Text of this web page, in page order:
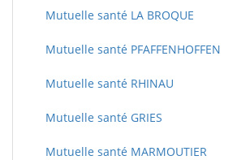
Mutuelle santé LA BROQUE
Mutuelle santé PFAFFENHOFFEN
Mutuelle santé RHINAU
Mutuelle santé GRIES
Mutuelle santé MARMOUTIER